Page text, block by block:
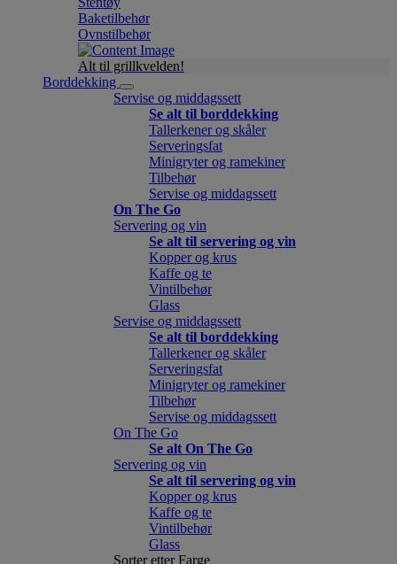
Baketilbehør
Ovnstilbehør
Alt til grillkvelden!
Borddekking
Servise og middagssett
Se alt til borddekking
Tallerkener og skåler
Serveringsfat
Minigryter og ramekiner
Tilbehør
Servise og middagssett
On The Go
Servering og vin
Se alt til servering og vin
Kopper og krus
Kaffe og te
Vintilbehør
Glass
Servise og middagssett
Se alt til borddekking
Tallerkener og skåler
Serveringsfat
Minigryter og ramekiner
Tilbehør
Servise og middagssett
On The Go
Se alt On The Go
Servering og vin
Se alt til servering og vin
Kopper og krus
Kaffe og te
Vintilbehør
Glass
Sorter etter Farge